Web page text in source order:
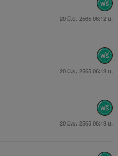
20 มิ.ย. 2565 06:12 น.
20 มิ.ย. 2565 06:13 น.
20 มิ.ย. 2565 06:13 น.